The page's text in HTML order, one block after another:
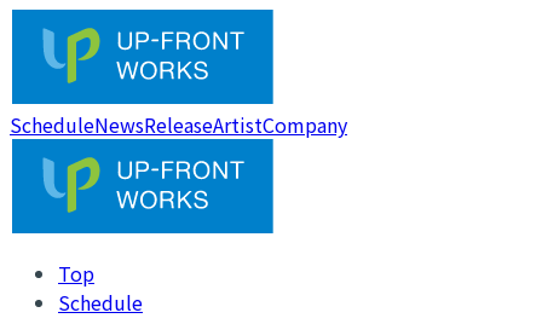
ScheduleNewsReleaseArtistCompany
Top
Schedule